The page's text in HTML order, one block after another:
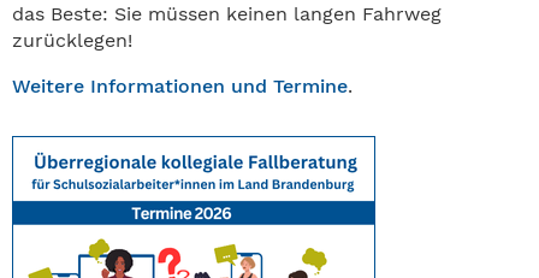
das Beste: Sie müssen keinen langen Fahrweg
zurücklegen!
Weitere Informationen und Termine.